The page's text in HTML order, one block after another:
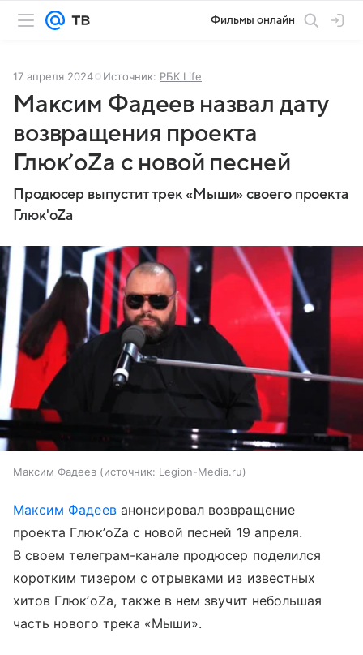
Фильмы онлайн
17 апреля 2024 Источник: РБК Life
Максим Фадеев назвал дату
возвращения проекта
Глюк’oZа с новой песней
Продюсер выпустит трек «Мыши» своего проекта
Глюк'oZа
Максим Фадеев источник: Legion-Media.ru
Максим Фадееванонсировал возвращение
проекта Глюк’oZа с новой песней 19 апреля.
В своем телеграм-канале продюсер поделился
коротким тизером с отрывками из известных
хитов Глюк’oZа, также в нем звучит небольшая
часть нового трека «Мыши».